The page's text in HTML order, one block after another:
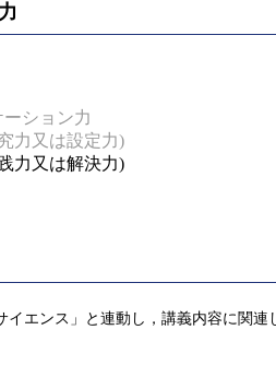
ション力
力又は設定力)
力又は解決力)
イエンス」と連動し，講義内容に関連